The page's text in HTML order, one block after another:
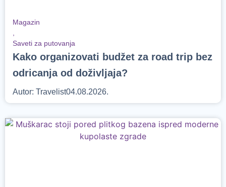
Magazin
,
Saveti za putovanja
Kako organizovati budžet za road trip bez
odricanja od doživljaja?
Autor: Travelist04.08.2026.